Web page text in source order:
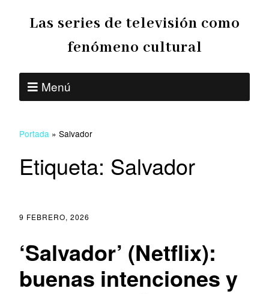
Las series de televisión como
fenómeno cultural
Menú
Portada » Salvador
Etiqueta: Salvador
9 FEBRERO, 2026
‘Salvador’ (Netflix):
buenas intenciones y